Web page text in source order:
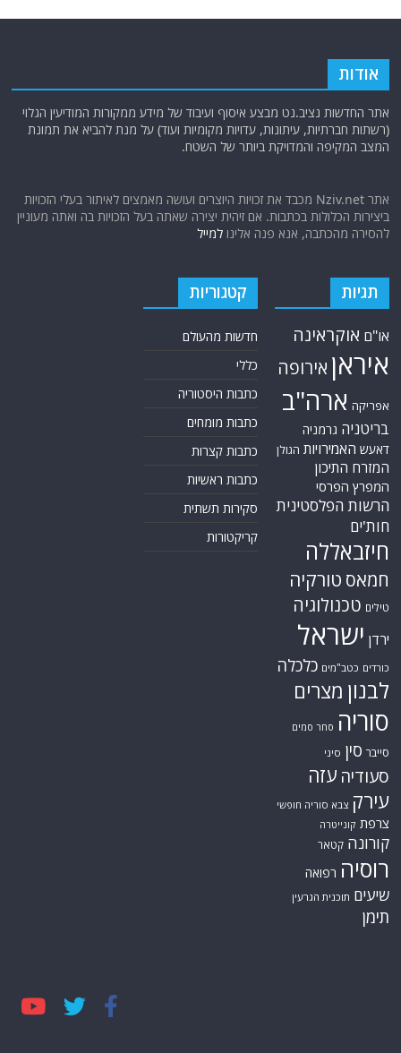
אודות
אתר החדשות נציב.נט מבצע איסוף ועיבוד של מידע ממקורות המודיעין הגלוי
(רשתות חברתיות, עיתונות, עדויות מקומיות ועוד) על מנת להביא את תמונת
המצב המקיפה והמדויקת ביותר של השטח.
אתר Nziv.net מכבד את זכויות היוצרים ועושה מאמצים לאיתור בעלי הזכויות
ביצירות הכלולות בכתבות. אם זיהית יצירה שאתה בעל הזכויות בה ואתה מעוניין
להסירה מהכתבה, אנא פנה אלינולמייל
תגיות
או"ם אוקראינה
איראן אירופה
אפריקה ארה"ב
בריטניה גרמניה
דאעש האמירויות הגולן
המזרח התיכון
המפרץ הפרסי
הרשות הפלסטינית
חות'ים
חיזבאללה
חמאס טורקיה
טילים טכנולוגיה
ירדן ישראל
כורדים כטב"מים כלכלה
לבנון מצרים
סוריה סחר סמים
סייבר סין סיני
סעודיה עזה
עירק צבא סוריה חופשי
צרפת קונייטרה
קורונה קטאר
רוסיה רפואה
שיעים תוכנית הגרעין
תימן
קטגוריות
חדשות מהעולם
כללי
כתבות היסטוריה
כתבות מומחים
כתבות קצרות
כתבות ראשיות
סקירות תשתית
קריקטורות